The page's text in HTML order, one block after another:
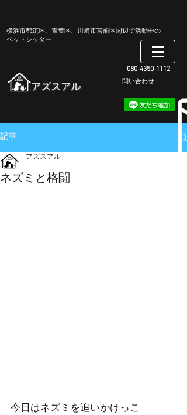
​横浜市都筑区、青葉区、川崎市宮前区周辺で活動中の
ペットシッター
​アズスアル
080-4350-1112
​問い合わせ
記事
ネズミと格闘
アズスアル
今日はネズミを追いかけっこ